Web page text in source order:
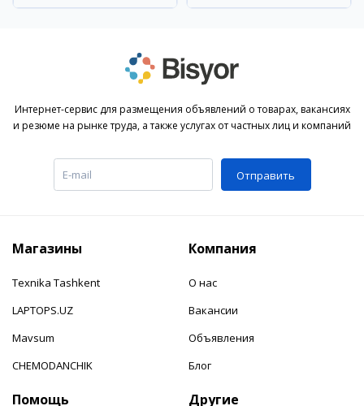
Интернет-сервис для размещения объявлений о товарах, вакансиях
и резюме на рынке труда, а также услугах от частных лиц и компаний
Отправить
Магазины
Texnika Tashkent
LAPTOPS.UZ
Mavsum
CHEMODANCHIK
Компания
О нас
Вакансии
Объявления
Блог
Помощь Другие